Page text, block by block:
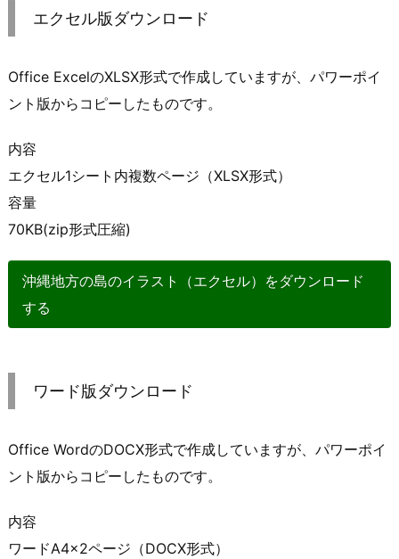
エクセル版ダウンロード
Office ExcelのXLSX形式で作成していますが、パワーポイ
ント版からコピーしたものです。
内容
エクセル1シート内複数ページ（XLSX形式）
容量
70KB(zip形式圧縮)
沖縄地方の島のイラスト（エクセル）をダウンロード
する
ワード版ダウンロード
Office WordのDOCX形式で作成していますが、パワーポイ
ント版からコピーしたものです。
内容
ワードA4×2ページ（DOCX形式）